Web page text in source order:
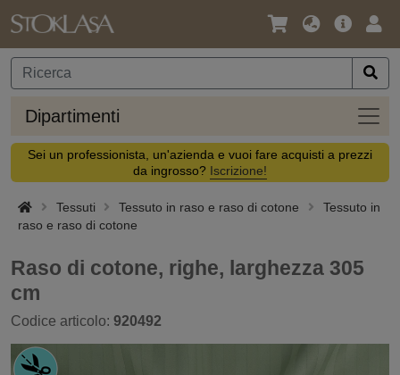
Lingua
Valuta
Offerta
Dipartimenti
Sei un professionista, un'azienda e vuoi fare acquisti a prezzi
da ingrosso? Iscrizione!
Tessuti Tessuto in raso e raso di cotone
Tessuto in
raso e raso di cotone
Raso di cotone, righe, larghezza 305
cm
Codice articolo: 920492